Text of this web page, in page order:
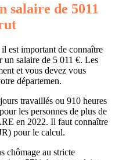
salaire de 5011
est important de connaître
un salaire de 5 011 €. Les
et vous devez vous
départemen.
travaillés ou 910 heures
les personnes de plus de
en 2022. Il faut connaître
pour le calcul.
chômage au stricte